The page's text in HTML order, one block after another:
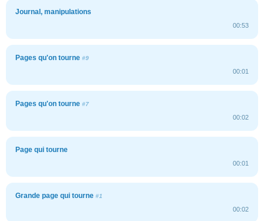
Journal, manipulations
00:53
Pages qu'on tourne #9
00:01
Pages qu'on tourne #7
00:02
Page qui tourne
00:01
Grande page qui tourne #1
00:02